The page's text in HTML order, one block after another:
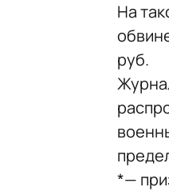
На
руб.
*—